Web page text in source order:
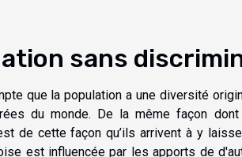
sans
que la population a une diversité
du monde. De la même façon
de cette façon qu’ils arrivent à y
est influencée par les apports de